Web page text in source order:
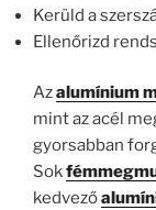
Kerüld a
Ellenőrizd
Azalumínium
mint az acél
gyorsabban
Sok
kedvező